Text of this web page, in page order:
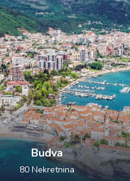
Budva
80Nekretnina